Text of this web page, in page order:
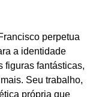
perpetua
a identidade
figuras fantásticas,
Seu trabalho,
própria que